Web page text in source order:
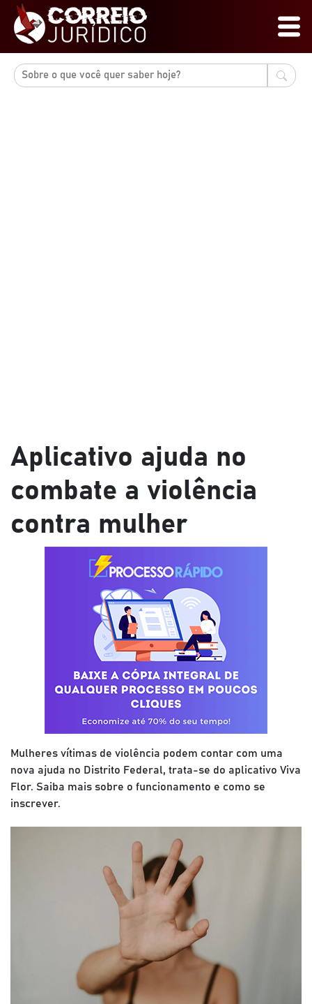
Aplicativo ajuda no
combate a violência
contra mulher
Mulheres vítimas de violência podem contar com uma
nova ajuda no Distrito Federal, trata-se do aplicativo Viva
Flor. Saiba mais sobre o funcionamento e como se
inscrever.